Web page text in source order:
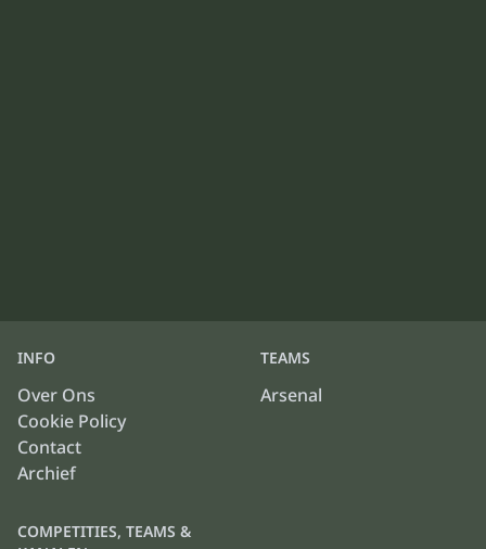
INFO
Over Ons
Cookie Policy
Contact
Archief
TEAMS
Arsenal
COMPETITIES, TEAMS &